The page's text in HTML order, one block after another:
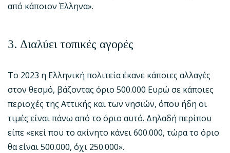
από κάποιον Έλληνα».
3. Διαλύει τοπικές αγορές
Το 2023 η Ελληνική πολιτεία έκανε κάποιες αλλαγές
στον θεσμό, βάζοντας όριο 500.000 Ευρώ σε κάποιες
περιοχές της Αττικής και των νησιών, όπου ήδη οι
τιμές είναι πάνω από το όριο αυτό. Δηλαδή περίπου
είπε «εκεί που το ακίνητο κάνει 600.000, τώρα το όριο
θα είναι 500.000, όχι 250.000».